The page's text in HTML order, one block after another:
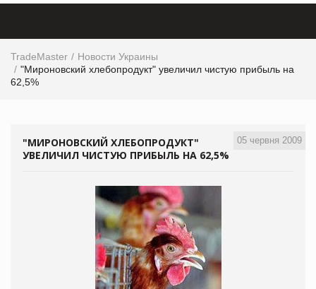
TradeMaster
Новости Украины
"Мироновский хлебопродукт" увеличил чистую прибыль на
62,5%
05 червня 2009
"МИРОНОВСКИЙ ХЛЕБОПРОДУКТ"
УВЕЛИЧИЛ ЧИСТУЮ ПРИБЫЛЬ НА 62,5%